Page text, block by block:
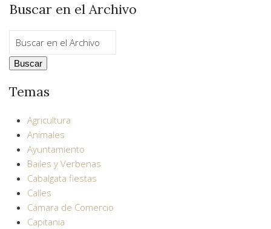
Buscar en el Archivo
Temas
Agricultura
Animales
Ayuntamiento
Bailes y Verbenas
Cabalgata fiestas
Calles
Cámara de Comercio
Capitania